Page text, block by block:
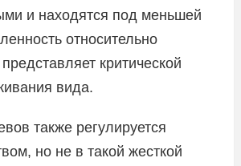
и находятся под меньшей
относительно
критической
вида.
также регулируется
но не в такой жесткой